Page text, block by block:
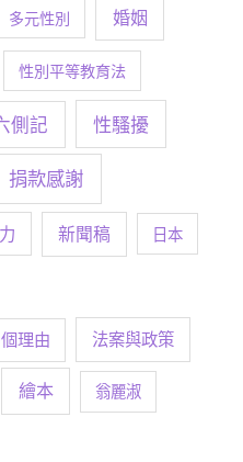
多元性別 婚姻
性別平等教育法
側記 性騷擾
捐款感謝
新聞稿 日本
理由 法案與政策
繪本 翁麗淑